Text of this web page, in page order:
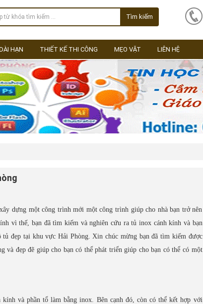
Tìm kiếm
HẠN THIẾT KẾ THI CÔNG MẸO VẶT LIÊN HỆ
dựng một công trình mới một công trình giúp cho nhà bạn trở nên
vì thế, bạn đã tìm kiếm và nghiên cứu ra tủ inox cánh kính và bạn
đẹp tại khu vực Hải Phòng. Xin chúc mừng bạn đã tìm kiếm được
đẹp đẽ giúp cho bạn có thể phát triển giúp cho bạn có thể có một
và phần tổ làm bằng inox. Bên cạnh đó, còn có thể kết hợp với